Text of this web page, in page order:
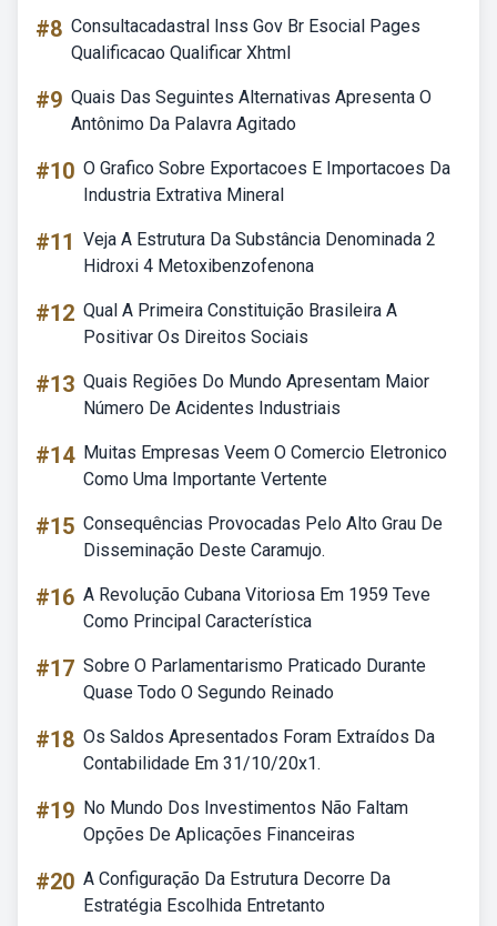
#8 Consultacadastral Inss Gov Br Esocial Pages
Qualificacao Qualificar Xhtml
#9 Quais Das Seguintes Alternativas Apresenta O
Antônimo Da Palavra Agitado
#10 O Grafico Sobre Exportacoes E Importacoes Da
Industria Extrativa Mineral
#11 Veja A Estrutura Da Substância Denominada 2
Hidroxi 4 Metoxibenzofenona
#12 Qual A Primeira Constituição Brasileira A
Positivar Os Direitos Sociais
#13 Quais Regiões Do Mundo Apresentam Maior
Número De Acidentes Industriais
#14 Muitas Empresas Veem O Comercio Eletronico
Como Uma Importante Vertente
#15 Consequências Provocadas Pelo Alto Grau De
Disseminação Deste Caramujo.
#16 A Revolução Cubana Vitoriosa Em 1959 Teve
Como Principal Característica
#17 Sobre O Parlamentarismo Praticado Durante
Quase Todo O Segundo Reinado
#18 Os Saldos Apresentados Foram Extraídos Da
Contabilidade Em 31/10/20x1.
#19 No Mundo Dos Investimentos Não Faltam
Opções De Aplicações Financeiras
#20 A Configuração Da Estrutura Decorre Da
Estratégia Escolhida Entretanto